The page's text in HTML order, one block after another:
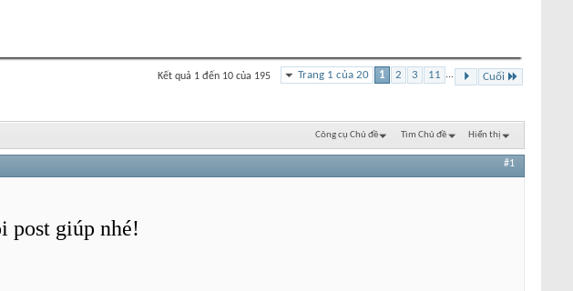
Trang 1 của 20 1 2 3 11 ... Cuối
Kết quả 1 đến 10 của 195
Công cụ Chủ đề Tìm Chủ đề Hiển thị
#1
post giúp nhé!